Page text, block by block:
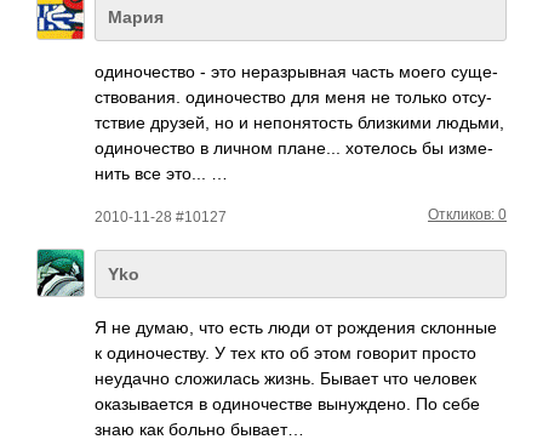
Мария
один­очес­тво - это нера­зрыв­ная часть моего суще­
ство­вания. один­очес­тво для меня не только отсу­
тствие друзей, но и непо­нято­сть близ­кими людьми,
один­очес­тво в личном план­е... хоте­лось бы изме­
нить все это... …
2010-11-28 #10127 Откликов: 0
Yko
Я не думаю, что есть люди от рожд­ения скло­нные
к один­очес­тву. У тех кто об этом говорит просто
неуд­ачно слож­илась жизнь. Бывает что человек
оказ­ывае­тся в один­очес­тве выну­ждено. По себе
знаю как больно бывает…